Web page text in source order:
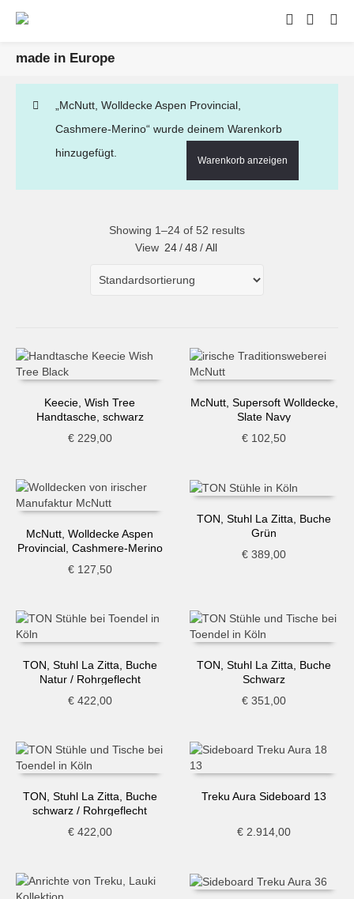
made in Europe
„McNutt, Wolldecke Aspen Provincial,
Cashmere-Merino“ wurde deinem Warenkorb
hinzugefügt.
Warenkorb anzeigen
Showing 1–24 of 52 results
View 24 / 48 / All
Keecie, Wish Tree
Handtasche, schwarz
€229,00
McNutt, Supersoft Wolldecke,
Slate Navy
€ 102,50
McNutt, Wolldecke Aspen
Provincial, Cashmere-Merino
€127,50
TON, Stuhl La Zitta, Buche
Grün
€ 389,00
TON, Stuhl La Zitta, Buche
Natur / Rohrgeflecht
€422,00
TON, Stuhl La Zitta, Buche
Schwarz
€ 351,00
TON, Stuhl La Zitta, Buche
schwarz / Rohrgeflecht
€422,00
Treku Aura Sideboard 13
€ 2.914,00